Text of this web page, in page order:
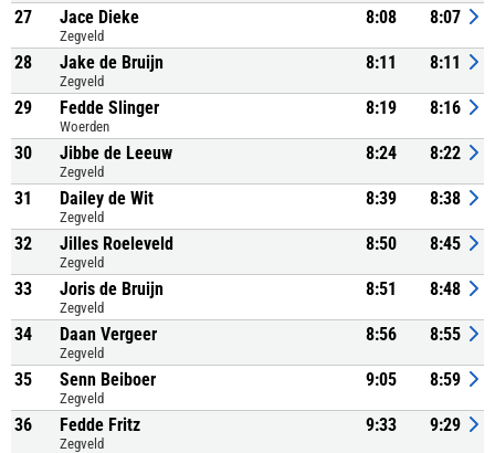
27 Jace Dieke
Zegveld
8:08 8:07
28 Jake de Bruijn
Zegveld
8:11 8:11
29 Fedde Slinger
Woerden
8:19 8:16
30 Jibbe de Leeuw
Zegveld
8:24 8:22
31 Dailey de Wit
Zegveld
8:39 8:38
32 Jilles Roeleveld
Zegveld
8:50 8:45
33 Joris de Bruijn
Zegveld
8:51 8:48
34 Daan Vergeer
Zegveld
8:56 8:55
35 Senn Beiboer
Zegveld
9:05 8:59
36 Fedde Fritz
Zegveld
9:33 9:29